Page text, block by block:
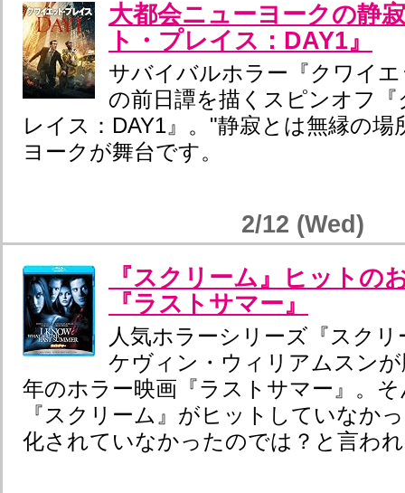
大都会ニューヨークの静
ト・プレイス：DAY1』
サバイバルホラー『クワイ
の前日譚を描くスピンオフ
レイス：DAY1』。"静寂とは無縁の場
ヨークが舞台です。
2/12 (Wed)
『スクリーム』ヒットの
『ラストサマー』
人気ホラーシリーズ『スク
ケヴィン・ウィリアムスン
年のホラー映画『ラストサマー』。
『スクリーム』がヒットしていなか
化されていなかったのでは？と言わ